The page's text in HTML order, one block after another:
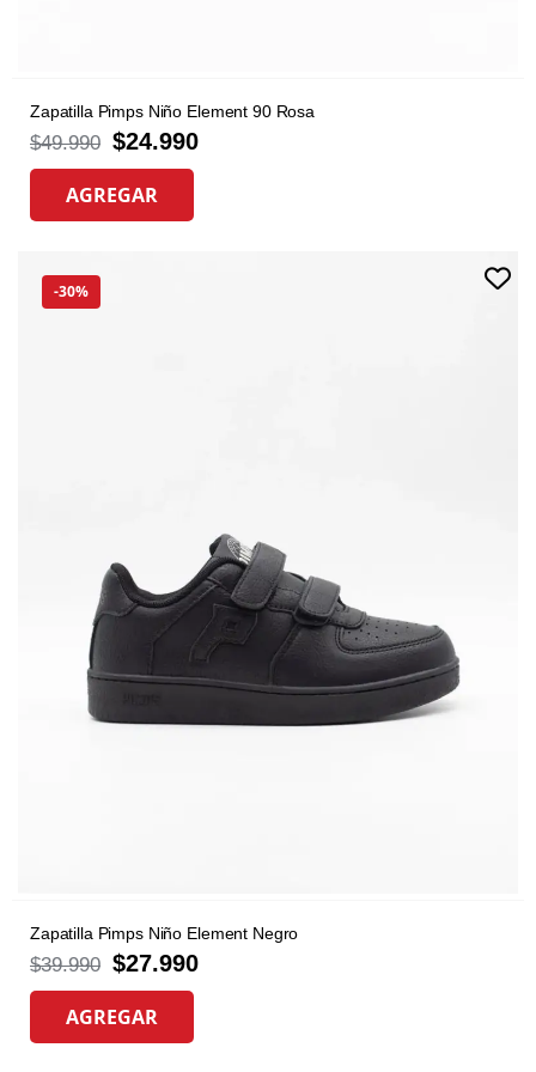
Zapatilla Pimps Niño Element 90 Rosa
$49.990 $24.990
AGREGAR
-30%
Zapatilla Pimps Niño Element Negro
$39.990 $27.990
AGREGAR